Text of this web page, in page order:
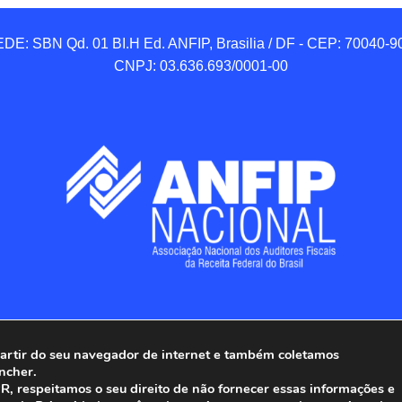
SBN Qd. 01 BI.H Ed. ANFIP, Brasilia / DF - CEP: 70040-
CNPJ: 03.636.693/0001-00
Nacional dos Auditores Fiscais da Receita Federal
do seu navegador de internet e também coletamos
respeitamos o seu direito de não fornecer essas informações e